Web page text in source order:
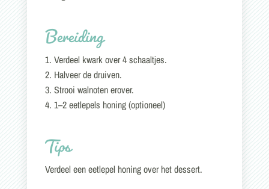
Bereiding
1. Verdeel kwark over 4 schaaltjes.
2. Halveer de druiven.
3. Strooi walnoten erover.
4. 1–2 eetlepels honing (optioneel)
Tips
Verdeel een eetlepel honing over het dessert.